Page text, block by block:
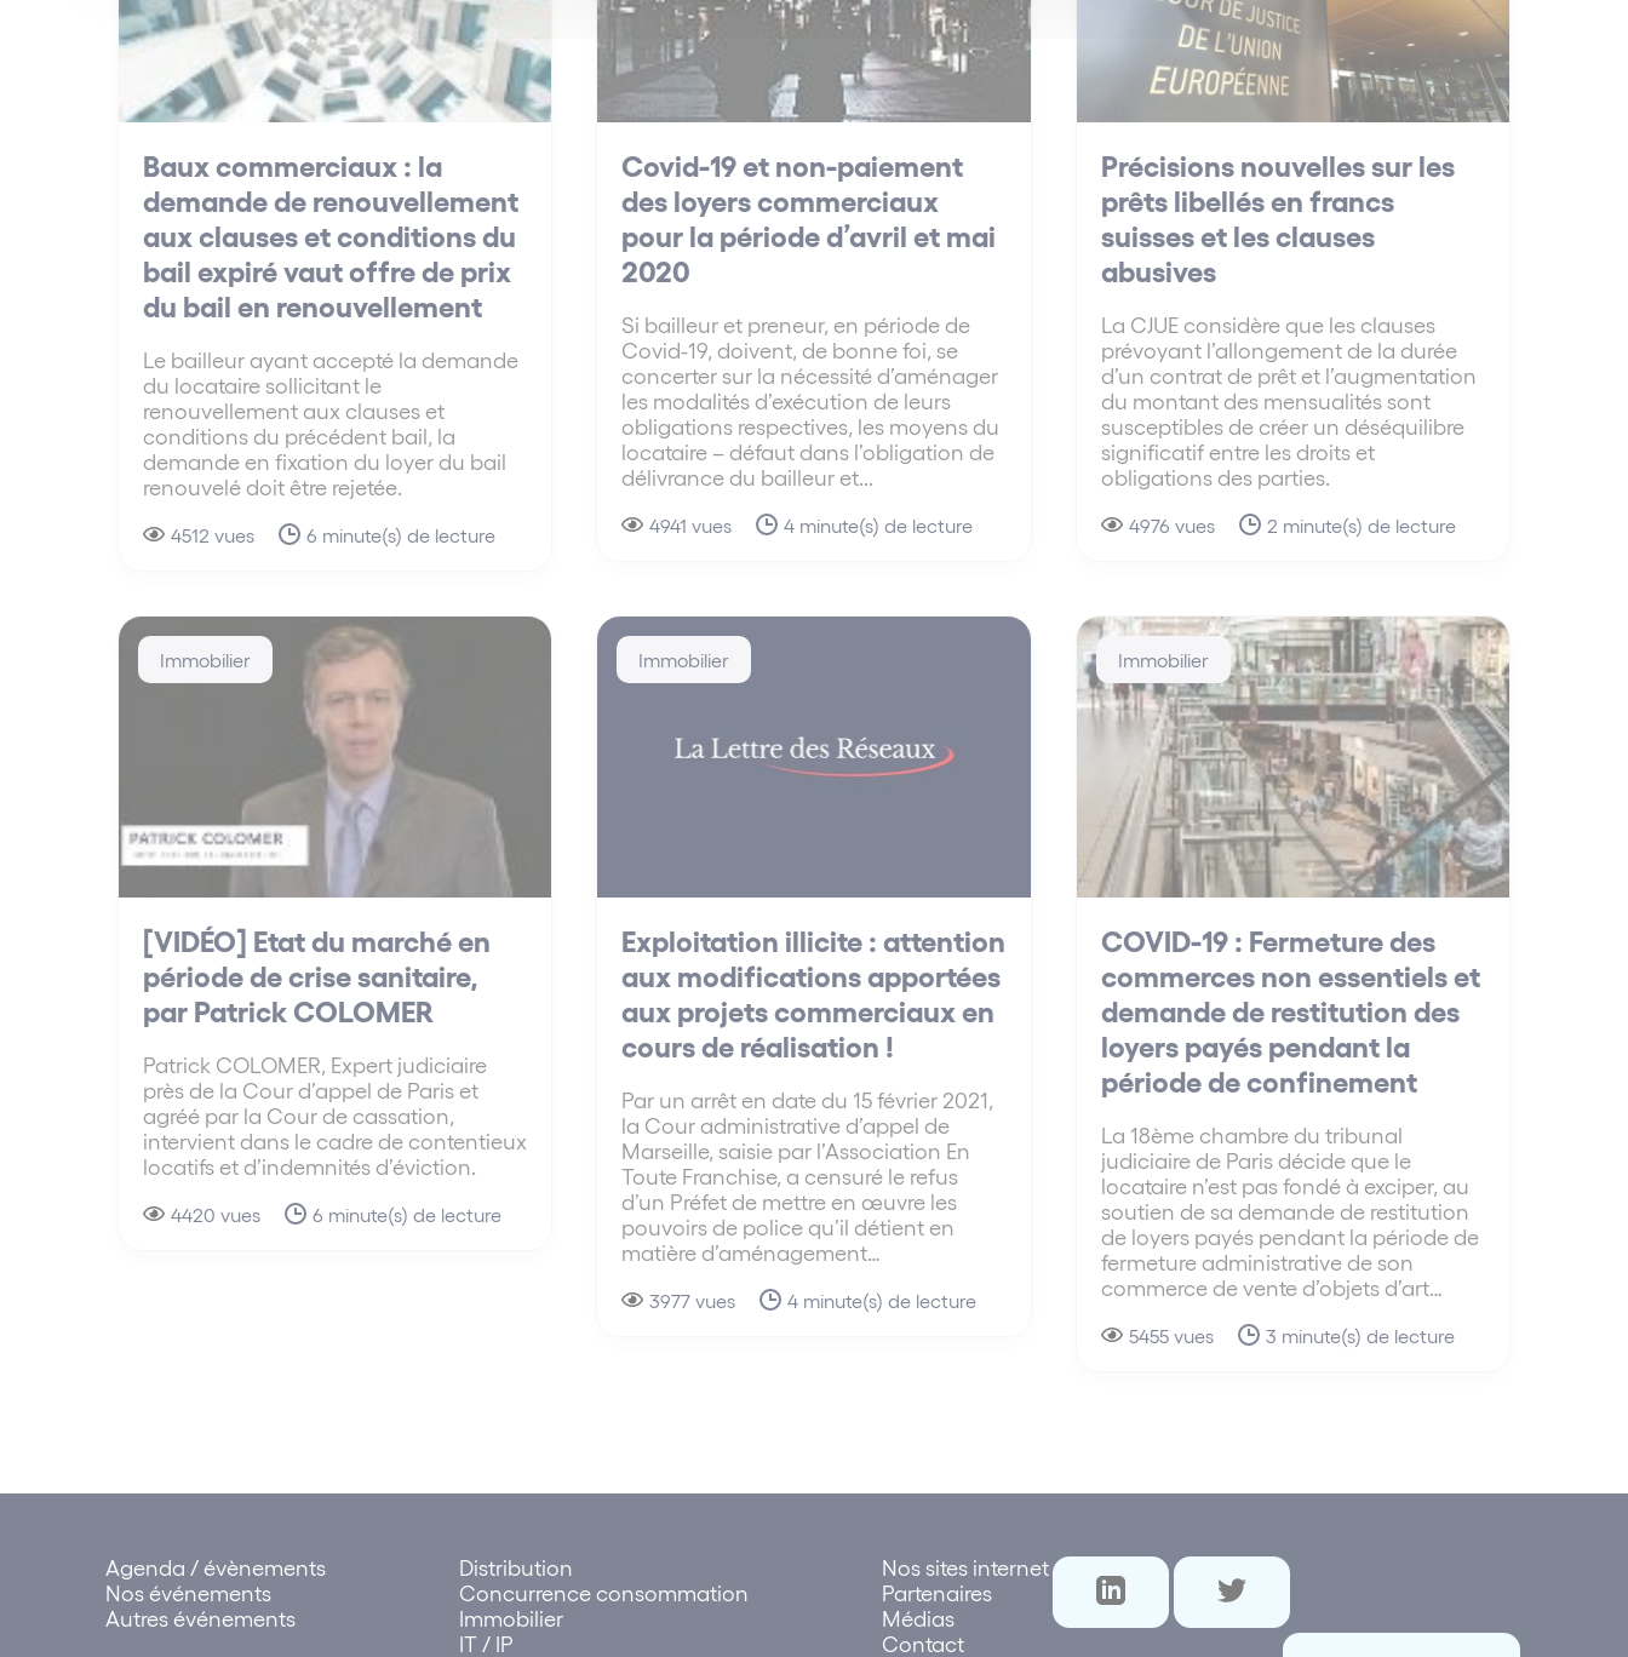
Baux commerciaux : la
demande de renouvellement
aux clauses et conditions du
bail expiré vaut offre de prix
du bail en renouvellement
Le bailleur ayant accepté la demande
du locataire sollicitant le
renouvellement aux clauses et
conditions du précédent bail, la
demande en fixation du loyer du bail
renouvelé doit être rejetée.
4512 vues 6 minute(s) de lecture
Covid-19 et non-paiement
des loyers commerciaux
pour la période d’avril et mai
2020
Si bailleur et preneur, en période de
Covid-19, doivent, de bonne foi, se
concerter sur la nécessité d’aménager
les modalités d’exécution de leurs
obligations respectives, les moyens du
locataire – défaut dans l’obligation de
délivrance du bailleur et...
4941 vues 4 minute(s) de lecture
Précisions nouvelles sur les
prêts libellés en francs
suisses et les clauses
abusives
La CJUE considère que les clauses
prévoyant l’allongement de la durée
d’un contrat de prêt et l’augmentation
du montant des mensualités sont
susceptibles de créer un déséquilibre
significatif entre les droits et
obligations des parties.
4976 vues 2 minute(s) de lecture
Immobilier
[VIDÉO] Etat du marché en
période de crise sanitaire,
par Patrick COLOMER
Patrick COLOMER, Expert judiciaire
près de la Cour d’appel de Paris et
agréé par la Cour de cassation,
intervient dans le cadre de contentieux
locatifs et d’indemnités d’éviction.
4420 vues 6 minute(s) de lecture
Immobilier
Exploitation illicite : attention
aux modifications apportées
aux projets commerciaux en
cours de réalisation !
Par un arrêt en date du 15 février 2021,
la Cour administrative d’appel de
Marseille, saisie par l’Association En
Toute Franchise, a censuré le refus
d’un Préfet de mettre en œuvre les
pouvoirs de police qu’il détient en
matière d’aménagement…
3977 vues 4 minute(s) de lecture
Immobilier
COVID-19 : Fermeture des
commerces non essentiels et
demande de restitution des
loyers payés pendant la
période de confinement
La 18ème chambre du tribunal
judiciaire de Paris décide que le
locataire n’est pas fondé à exciper, au
soutien de sa demande de restitution
de loyers payés pendant la période de
fermeture administrative de son
commerce de vente d’objets d’art…
5455 vues 3 minute(s) de lecture
Agenda / évènements
Nos événements
Autres événements
Distribution
Concurrence consommation
Immobilier
IT / IP
Nos sites internet
Partenaires
Médias
Contact